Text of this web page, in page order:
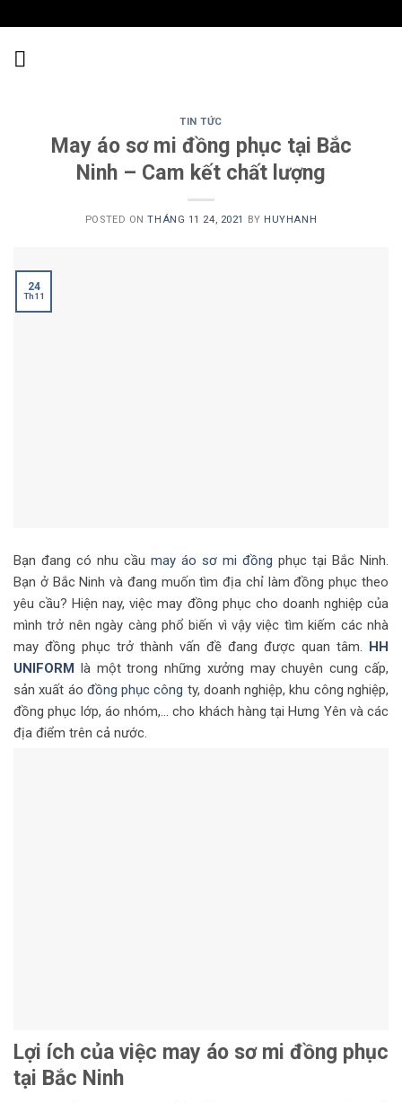
to
content
TIN TỨC
May áo sơ mi đồng phục tại Bắc
Ninh – Cam kết chất lượng
POSTED ONTHÁNG 11 24, 2021 BY HUYHANH
24
Th11
Bạn đang có nhu cầu may áo sơ mi đồng phục tại Bắc Ninh.
Bạn ở Bắc Ninh và đang muốn tìm địa chỉ làm đồng phục theo
yêu cầu? Hiện nay, việc may đồng phục cho doanh nghiệp của
mình trở nên ngày càng phổ biến vì vậy việc tìm kiếm các nhà
may đồng phục trở thành vấn đề đang được quan tâm. HH
UNIFORM là một trong những xưởng may chuyên cung cấp,
sản xuất áo đồng phục công ty, doanh nghiệp, khu công nghiệp,
đồng phục lớp, áo nhóm,… cho khách hàng tại Hưng Yên và các
địa điểm trên cả nước.
Lợi ích của việc may áo sơ mi đồng phục
tại Bắc Ninh